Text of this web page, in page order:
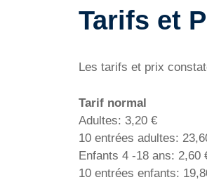
Tarifs et
Les tarifs et prix
Tarif normal
Adultes: 3,20 €
10 entrées adultes:
Enfants 4 -18 ans: 2,60
10 entrées enfants: